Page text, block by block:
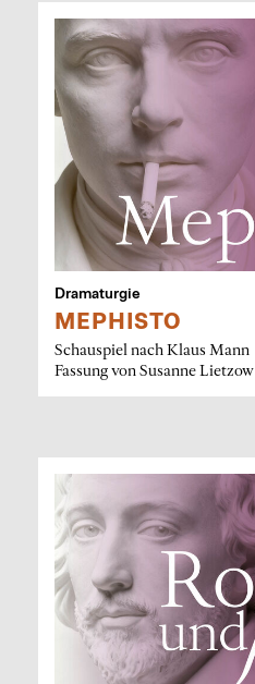
Dramaturgie
MEPHISTO
Schauspiel nach Klaus Mann
Fassung von Susanne Lietzow